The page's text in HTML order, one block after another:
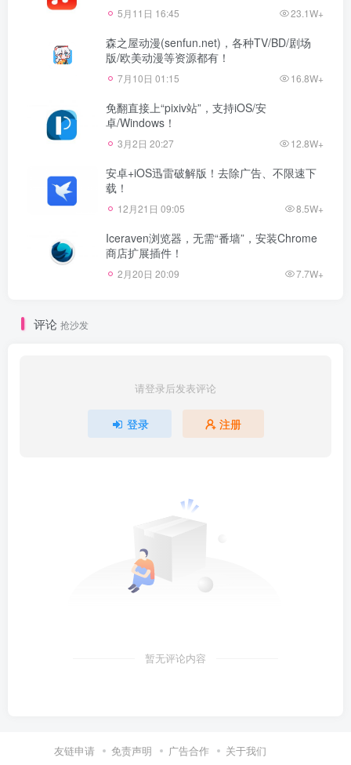
5月11日 16:45 23.1W+
森之屋动漫(senfun.net)，各种TV/BD/剧场
版/欧美动漫等资源都有！
7月10日 01:15 16.8W+
免翻直接上“pixiv站”，支持iOS/安
卓/Windows！
3月2日 20:27 12.8W+
安卓+iOS迅雷破解版！去除广告、不限速下
载！
12月21日 09:05 8.5W+
Iceraven浏览器，无需“番墙”，安装Chrome
商店扩展插件！
2月20日 20:09 7.7W+
评论 抢沙发
请登录后发表评论
登录 注册
暂无评论内容
友链申请 免责声明 广告合作 关于我们